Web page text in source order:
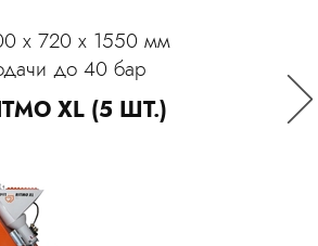
Оставить заявку
данных.
x 720 x 1550 мм
до 40 бар
XL (5 ШТ.)